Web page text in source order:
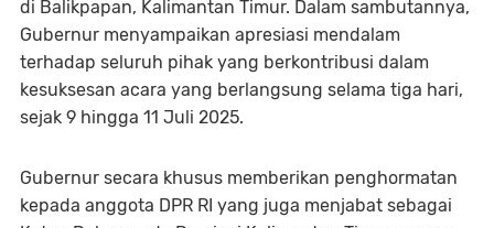
di Balikpapan, Kalimantan Timur. Dalam sambutannya,
Gubernur menyampaikan apresiasi mendalam
terhadap seluruh pihak yang berkontribusi dalam
kesuksesan acara yang berlangsung selama tiga hari,
sejak 9 hingga 11 Juli 2025.
Gubernur secara khusus memberikan penghormatan
kepada anggota DPR RI yang juga menjabat sebagai